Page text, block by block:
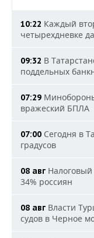
10:22 Каждый
четырехдневке
09:32 В
поддельных
07:29
вражеский БПЛА
07:00 Сегодня в
градусов
08 авг
34% россиян
08 авг Власти
судов в Черное